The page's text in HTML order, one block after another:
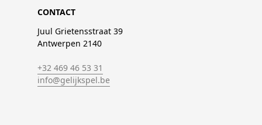
CONTACT
Juul Grietensstraat 39
Antwerpen 2140
+32 469 46 53 31
info@gelijkspel.be